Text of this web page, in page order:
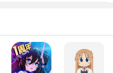
展现各种不同颜色的
间传送门可以很方便的